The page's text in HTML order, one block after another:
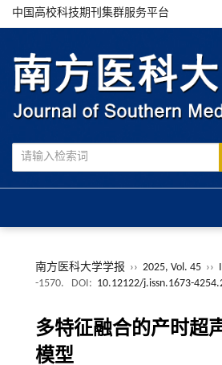
中国高校科技期刊集群服务平台
南方医科大学学报 ›› 2025, Vol. 45 ››
-1570.
DOI: 10.12122/j.issn.1673-
多特征融合的产时超
模型